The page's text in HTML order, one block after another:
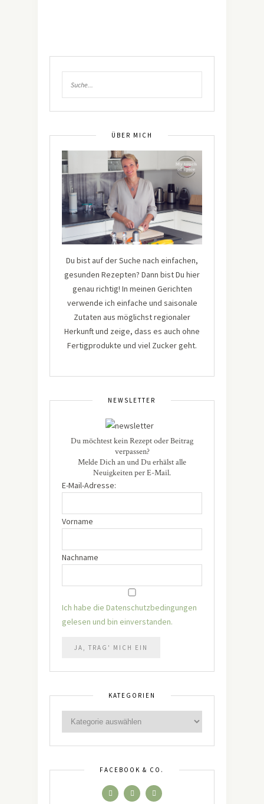
ÜBER MICH
Du bist auf der Suche nach einfachen,
gesunden Rezepten? Dann bist Du hier
genau richtig! In meinen Gerichten
verwende ich einfache und saisonale
Zutaten aus möglichst regionaler
Herkunft und zeige, dass es auch ohne
Fertigprodukte und viel Zucker geht.
NEWSLETTER
Du möchtest kein Rezept oder Beitrag
verpassen?
Melde Dich an und Du erhälst alle
Neuigkeiten per E-Mail.
E-Mail-Adresse:
Vorname
Nachname
Ich habe die Datenschutzbedingungen
gelesen und bin einverstanden.
KATEGORIEN
FACEBOOK & CO.